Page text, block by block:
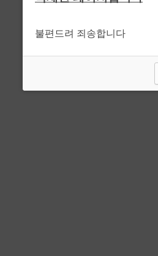
불편드려 죄송합니다